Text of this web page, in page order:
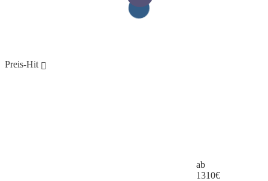
Preis-Hit
ab
1310€